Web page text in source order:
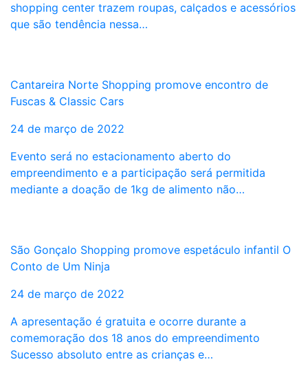
shopping center trazem roupas, calçados e acessórios
que são tendência nessa…
Cantareira Norte Shopping promove encontro de
Fuscas & Classic Cars
24 de março de 2022
Evento será no estacionamento aberto do
empreendimento e a participação será permitida
mediante a doação de 1kg de alimento não…
São Gonçalo Shopping promove espetáculo infantil O
Conto de Um Ninja
24 de março de 2022
A apresentação é gratuita e ocorre durante a
comemoração dos 18 anos do empreendimento
Sucesso absoluto entre as crianças e…